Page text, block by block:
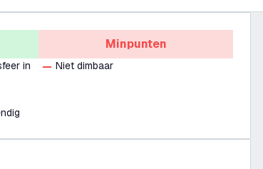
in
Minpunten
Niet dimbaar